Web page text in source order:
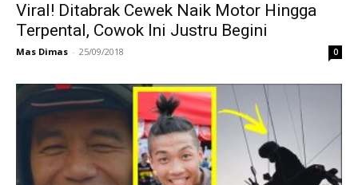
Viral! Ditabrak Cewek Naik Motor Hingga
Terpental, Cowok Ini Justru Begini
Mas Dimas - 25/09/2018 0